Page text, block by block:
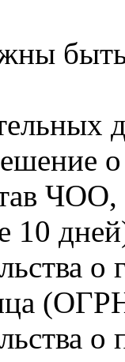
о
10
о
о